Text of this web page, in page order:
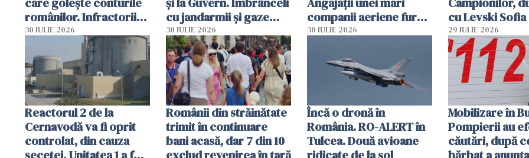
românilor. Infractorii
folosesc numele
Ghișeul.ro și al Poliției
Române
30 IULIE 2026
cu jandarmii și gaze
lacrimogene
30 IULIE 2026
companii aeriene furau
parfumuri, ceasuri și
vânzării
30 IULIE 2026
cu Levski Sofia
29 IULIE 2026
Reactorul 2 de la
Cernavodă va fi oprit
controlat, din cauza
Românii din străinătate
trimit în continuare
bani acasă, dar 7 din 10
Încă o dronă în
România. RO-ALERT în
Tulcea. Două avioane
Mobilizare în
Pompierii au
căutări, după